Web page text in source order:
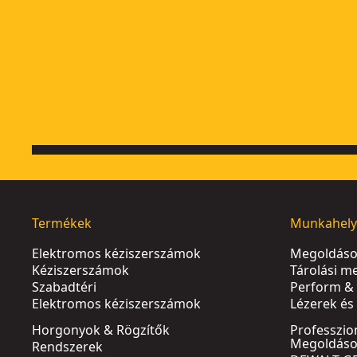
Termékek
Elektromos kéziszerszámok
Kéziszerszámok
Szabadtéri
Elektromos kéziszerszámok
Horgonyok & Rögzítők
Rendszerek
Tárolási
Perform
Lézerek